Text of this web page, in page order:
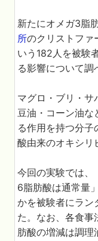
新たにオメガ3脂
所のクリストファ
いう182人を被験
る影響について調
マグロ・ブリ・
豆油・コーン油
る作用を持つ分
酸由来のオキシリ
今回の実験では、
6脂肪酸は通常量
かを被験者にラン
た。なお、各食
肪酸の増減は調